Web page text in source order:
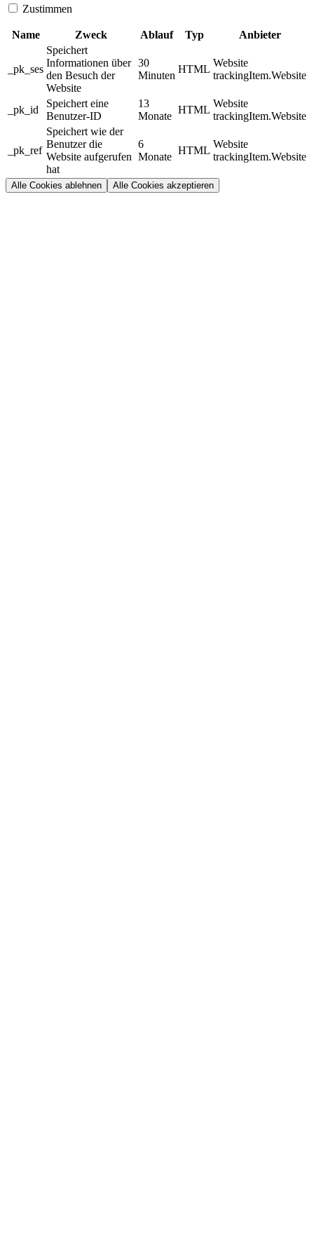
Zustimmen
Name Zweck Ablauf Typ Anbieter
_pk_ses
Speichert
Informationen über
den Besuch der
Website
30
Minuten
HTML
Website
trackingItem.Website
_pk_id
Speichert eine
Benutzer-ID
13
Monate
HTML
Website
trackingItem.Website
_pk_ref
Speichert wie der
Benutzer die
Website aufgerufen
hat
6
Monate
HTML
Website
trackingItem.Website
Alle Cookies ablehnen Alle Cookies akzeptieren